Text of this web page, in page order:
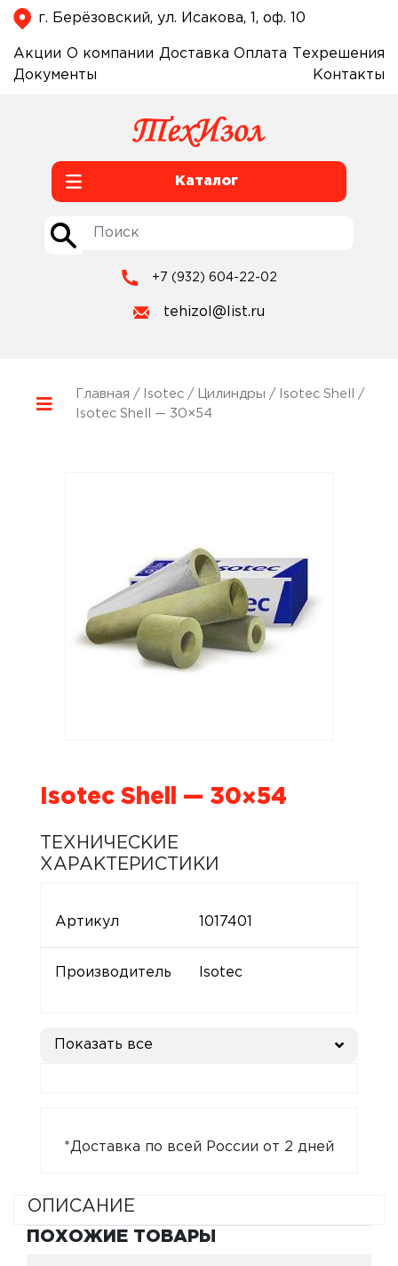
г. Берёзовский, ул. Исакова, 1, оф. 10
Акции О компании Доставка Оплата
Техрешения
Документы
Контакты
Каталог
+7 (932) 604-22-02
tehizol@list.ru
Главная / Isotec/ Цилиндры / Isotec Shell
/
Isotec Shell — 30×54
Isotec Shell — 30×54
ТЕХНИЧЕСКИЕ
ХАРАКТЕРИСТИКИ
Артикул 1017401
Производитель Isotec
Показать все
*Доставка по всей России от 2 дней
ОПИСАНИЕ
ПОХОЖИЕ ТОВАРЫ